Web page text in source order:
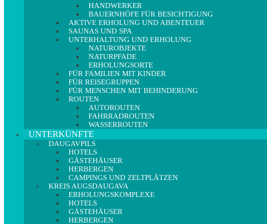
HANDWERKER
BAUERNHÖFE FÜR BESICHTIGUNG
AKTIVE ERHOLUNG UND ABENTEUER
SAUNAS UND SPA
UNTERHALTUNG UND ERHOLUNG
NATUROBJEKTE
NATURPFADE
ERHOLUNGSORTE
FÜR FAMILIEN MIT KINDER
FÜR REISEGRUPPEN
FÜR MENSCHEN MIT BEHINDERUNG
ROUTEN
AUTOROUTEN
FAHRRADROUTEN
WASSERROUTEN
UNTERKÜNFTE
DAUGAVPILS
HOTELS
GÄSTEHÄUSER
HERBERGEN
CAMPINGS UND ZELTPLÄTZEN
KREIS AUGSDAUGAVA
ERHOLUNGSKOMPLEXE
HOTELS
GÄSTEHÄUSER
HERBERGEN